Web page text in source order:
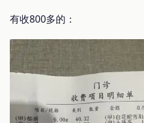
有收800多的：